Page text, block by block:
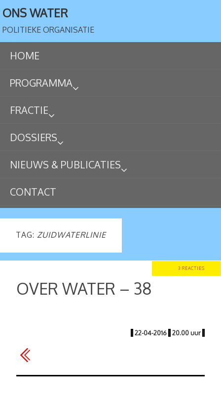
ONS WATER
POLITIEKE ORGANISATIE
HOME
PROGRAMMA
FRACTIE
DOSSIERS
NIEUWS & PUBLICATIES
CONTACT
TAG: ZUIDWATERLINIE
3 REACTIES
OVER WATER – 38
| 22-04-2016 | 20.00 uur |